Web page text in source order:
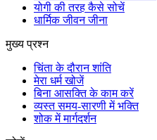
योगी की तरह कैसे सोचें
धार्मिक जीवन जीना
मुख्य प्रश्न
चिंता के दौरान शांति
मेरा धर्म खोजें
बिना आसक्ति के काम करें
व्यस्त समय-सारणी में भक्ति
शोक में मार्गदर्शन